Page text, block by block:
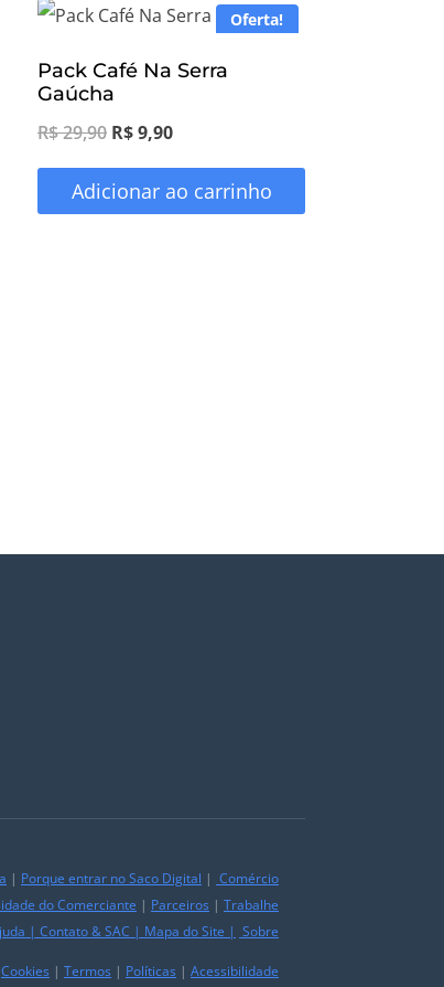
Oferta!
Pack Café Na Serra
Gaúcha
R$29,90 O
preço
original
R$9,90O
preço
atual
Adicionar ao carrinho
| Porque entrar no Saco Digital | Comércio
do Comerciante | Parceiros | Trabalhe
| Contato & SAC | Mapa do Site | Sobre
Cookies | Termos | Políticas | Acessibilidade